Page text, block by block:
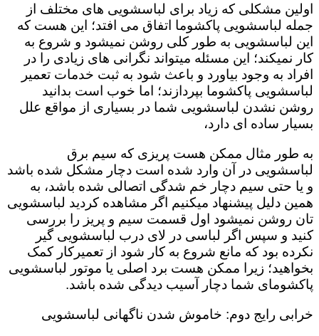
اولین مشکلی که زیاد برای لباسشویی های مختلف از
جمله لباسشویی پاکشوما اتفاق می افتد؛ این هست که
این لباسشویی به طور کلی روشن نمیشود و شروع به
کار نمیکند؛ این مسئله میتواند نگرانی های زیادی را در
افراد به وجود بیاورد و باعث شود به ثبت خدمات تعمیر
لباسشویی پاکشوما بپردازند؛ اما خوب است بدانید
روشن نشدن لباسشویی شما در بسیاری از مواقع علل
بسیار ساده ای دارد،
به طور مثال ممکن هست پریزی که سیم برق
لباسشویی در آن وارد شده است دچار مشکل شده باشد
و یا حتی سیم دچار خم شدگی اتصالی شده باشد، به
همین دلیل پیشنهاد میکنیم اگر مشاهده کردید لباسشویی
تان روشن نمیشود اول قسمت سیم و پریز را بررسی
کنید و سپس اگر لباسی در لای درب لباسشویی گیر
نکرده بود که مانع شروع به کار شود از تعمیرکار کمک
بخواهید؛ زیرا ممکن هست برد اصلی یا موتور لباسشویی
پاکشومای شما دچار آسیب دیدگی شده باشد.
خرابی رایج دوم: خاموش شدن ناگهانی لباسشویی